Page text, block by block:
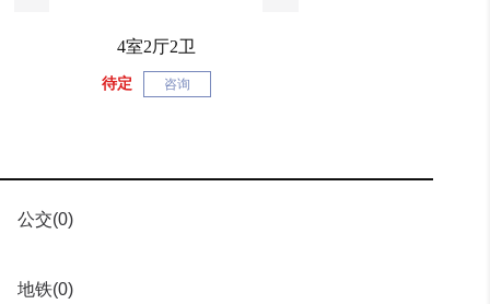
4室2厅2卫
待定 咨询
公交(0)
地铁(0)